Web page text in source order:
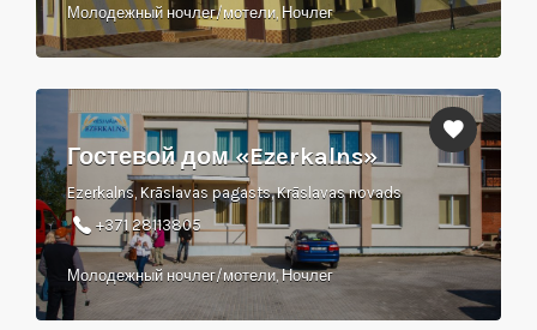
Молодежный ночлег/мотели, Ночлег
Гостевой дом «Ezerkalns»
Ezerkalns, Krāslavas pagasts, Krāslavas novads
+371 28113805
Молодежный ночлег/мотели, Ночлег